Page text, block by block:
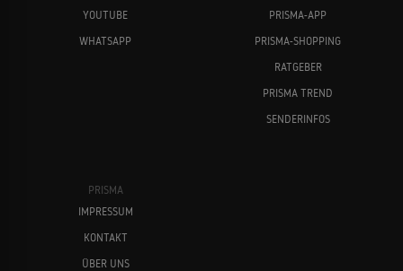
YOUTUBE
WHATSAPP
PRISMA-APP
PRISMA-SHOPPING
RATGEBER
PRISMA TREND
SENDERINFOS
PRISMA
IMPRESSUM
KONTAKT
ÜBER UNS